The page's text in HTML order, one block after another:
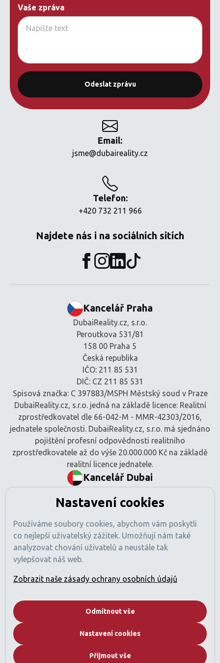
Email:
jsme@dubaireality.cz
Telefon:
+420 732 211 966
Najdete nás i na sociálních sitích
Vaše zpráva
Kancelář Praha
DubaiReality.cz, s.r.o.
Peroutkova 531/81
158 00 Praha 5
Česká republika
IČO: 211 85 531
DIČ: CZ 211 85 531
Spisová značka: C 397883/MSPH Městský soud v Praze
DubaiReality.cz, s.r.o. jedná na základě licence: Realitní
zprostředkovatel dle 66-042-M - MMR-42303/2016,
jednatele společnosti. DubaiReality.cz, s.r.o. má sjednáno
pojištění profesní odpovědnosti realitního
zprostředkovatele až do výše 20.000.000 Kč na základě
realitní licence jednatele.
Kancelář Dubai
Tamani Arts Offices, Office 741
Dubaj, SAE
Číslo obchodní licence: 1470425
Registrace RERA: 49189
Obchodní registr: 2529912
Licencovaná činnost: Zprostředkování nákupu a prodeje
nemovitostí
s požadavky regulací SAE).
Kdo jsme
Developeři
Nastavení cookies
Používáme soubory cookies, abychom vám poskytli
co nejlepší uživatelský zážitek. Umožňují nám také
analyzovat chování uživatelů a neustále tak
vylepšovat náš web.
Zobrazit naše zásady ochrany osobních údajů
Odmítnout vše
Nastavení cookies
Přijmout vše